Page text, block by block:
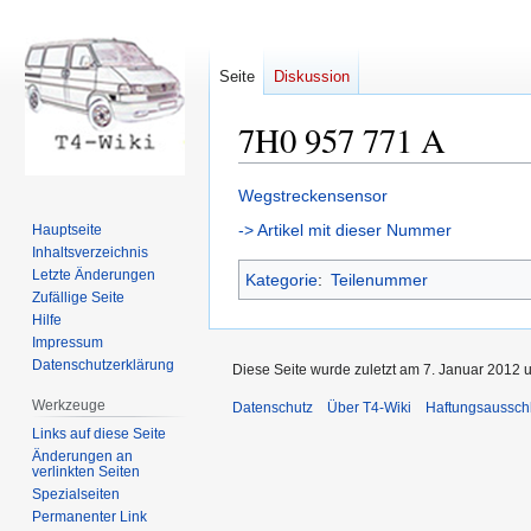
7H0 957 771 A
Zur
Navigation
Zur
Suche
Wegstreckensensor
-> Artikel mit dieser Nummer
Kategorie: Teilenummer
Seite Diskussion
Hauptseite
Inhaltsverzeichnis
Letzte Änderungen
Zufällige Seite
Hilfe
Impressum
Datenschutzerklärung
Werkzeuge
Links auf diese Seite
Änderungen an
verlinkten Seiten
Spezialseiten
Permanenter Link
Diese Seite wurde zuletzt am 7. Januar 2012
Datenschutz Über T4-Wiki